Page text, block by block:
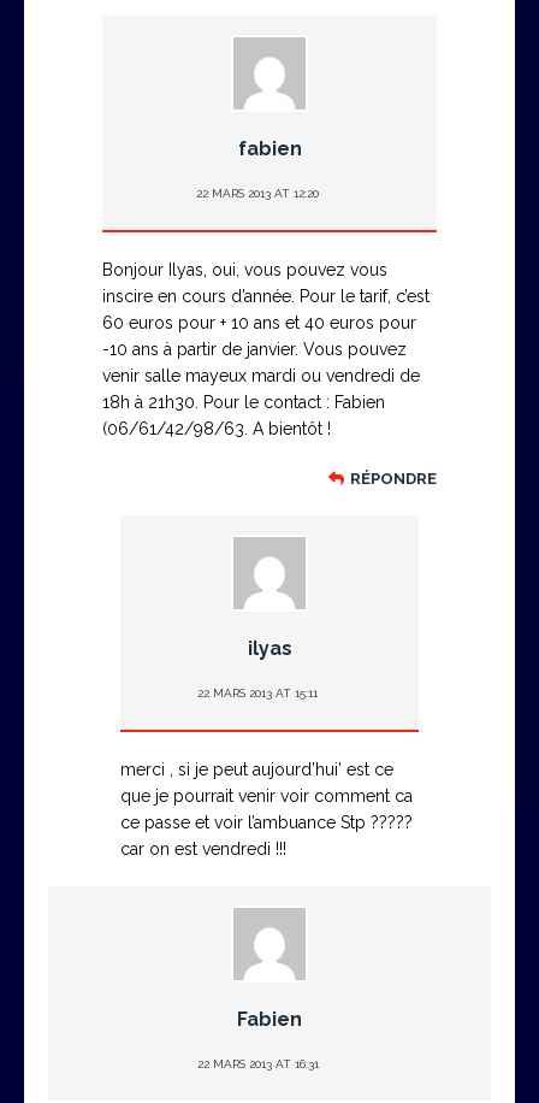
fabien
22 MARS 2013 AT 12:20
Bonjour Ilyas, oui, vous pouvez vous
inscire en cours d’année. Pour le tarif, c’est
60 euros pour + 10 ans et 40 euros pour
-10 ans à partir de janvier. Vous pouvez
venir salle mayeux mardi ou vendredi de
18h à 21h30. Pour le contact : Fabien
(06/61/42/98/63. A bientôt !
RÉPONDRE
ilyas
22 MARS 2013 AT 15:11
merci , si je peut aujourd’hui’ est ce
que je pourrait venir voir comment ca
ce passe et voir l’ambuance Stp ?????
car on est vendredi !!!
Fabien
22 MARS 2013 AT 16:31